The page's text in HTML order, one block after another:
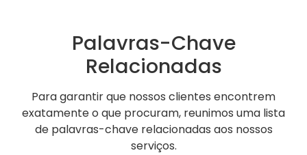
Palavras-Chave
Relacionadas
Para garantir que nossos clientes encontrem
exatamente o que procuram, reunimos uma lista
de palavras-chave relacionadas aos nossos
serviços.